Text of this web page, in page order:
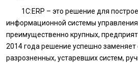
1С:ERP – это решение для
информационной системы
преимущественно крупных,
2014 года решение успешно заменяет
разрозненных, устаревших систем,